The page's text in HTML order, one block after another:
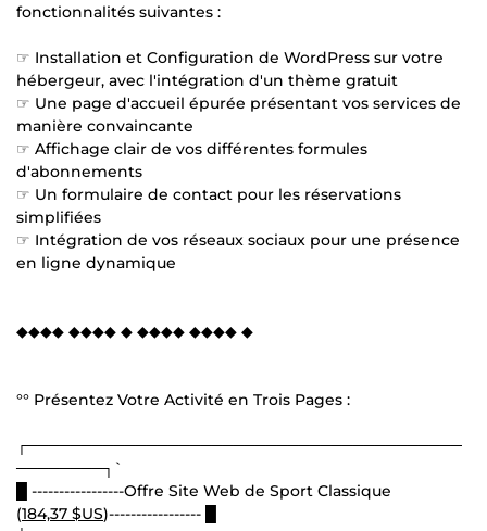
fonctionnalités suivantes :
☞ Installation et Configuration de WordPress sur votre
hébergeur, avec l'intégration d'un thème gratuit
☞ Une page d'accueil épurée présentant vos services de
manière convaincante
☞ Affichage clair de vos différentes formules
d'abonnements
☞ Un formulaire de contact pour les réservations
simplifiées
☞ Intégration de vos réseaux sociaux pour une présence
en ligne dynamique
◆◆◆◆ ◆◆◆◆ ◆ ◆◆◆◆ ◆◆◆◆ ◆
°° Présentez Votre Activité en Trois Pages :
┌────────────────────────────────────────
────────┐`
█ -----------------Offre Site Web de Sport Classique
(184,37 $US)----------------- █